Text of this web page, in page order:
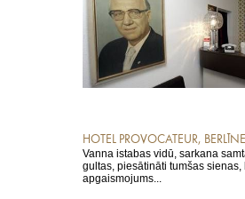
HOTEL PROVOCATEUR, BERLĪNE
Vanna istabas vidū, sarkana
gultas, piesātināti tumšas
apgaismojums...